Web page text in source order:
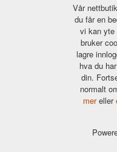
Vår
du får en
vi kan yte
bruker
lagre
hva du
din.
normalt
mereller